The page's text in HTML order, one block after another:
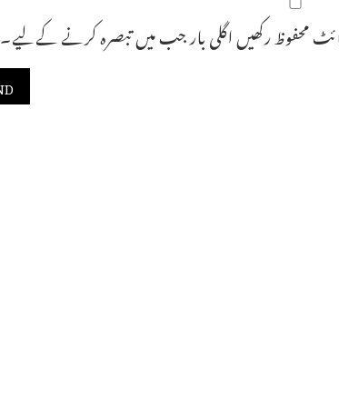
محفوظ رکھیں اگلی بار جب میں تبصرہ کرنے کےلیے۔